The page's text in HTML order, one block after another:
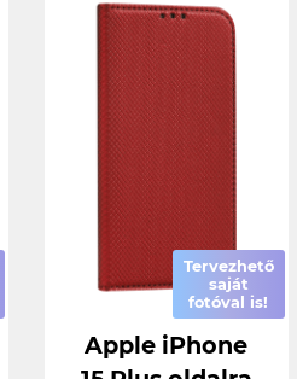
Tervezhető
saját
fotóval is!
Apple iPhone